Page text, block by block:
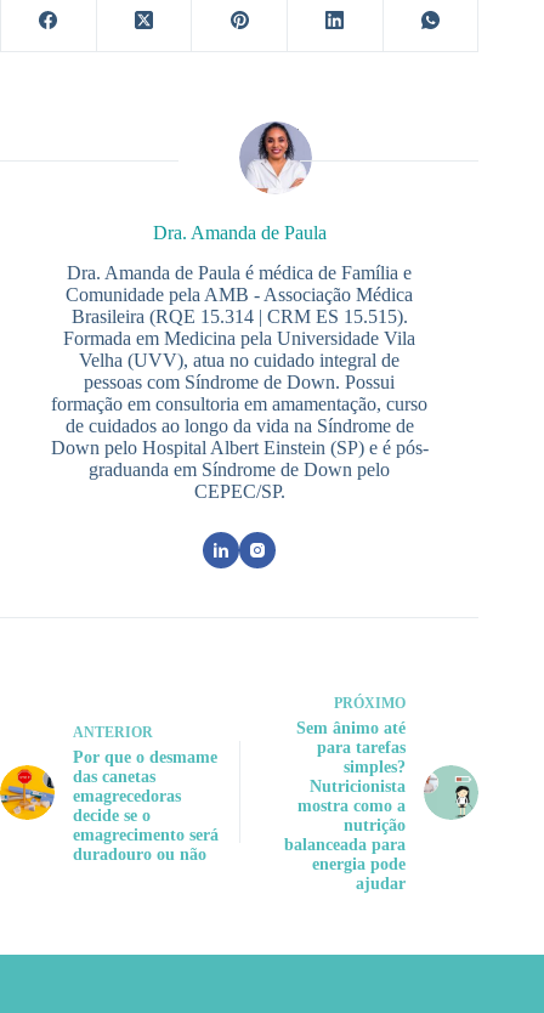
Dra. Amanda de Paula
Dra. Amanda de Paula é médica de Família e
Comunidade pela AMB - Associação Médica
Brasileira (RQE 15.314 | CRM ES 15.515).
Formada em Medicina pela Universidade Vila
Velha (UVV), atua no cuidado integral de
pessoas com Síndrome de Down. Possui
formação em consultoria em amamentação, curso
de cuidados ao longo da vida na Síndrome de
Down pelo Hospital Albert Einstein (SP) e é pós-
graduanda em Síndrome de Down pelo
CEPEC/SP.
ANTERIOR
Por que o desmame
das canetas
emagrecedoras
decide se o
emagrecimento será
duradouro ou não
PRÓXIMO
Sem ânimo até
para tarefas
simples?
Nutricionista
mostra como a
nutrição
balanceada para
energia pode
ajudar